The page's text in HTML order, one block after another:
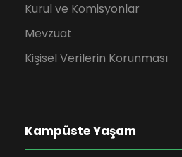
Kurul ve Komisyonlar
Mevzuat
Kişisel Verilerin Korunması
Kampüste Yaşam